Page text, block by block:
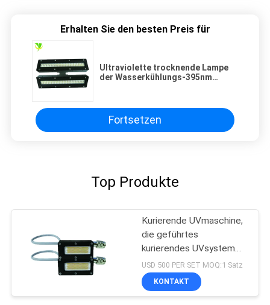
Erhalten Sie den besten Preis für
Ultraviolette trocknende Lampe
der Wasserkühlungs-395nm
Fortsetzen
Top Produkte
Kurierende UVmaschine,
die geführtes
kurierendes UVsystem
der hohen Leistung der
Größen-50x20 Millimeter
der Wellenlängen-395nm
USD 500 PER SET MOQ:1 Satz
KONTAKT